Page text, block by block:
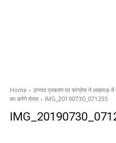
Home
उन्नाव प्रकरण पर कांग्रेस ने लखनऊ में
का करेगे घेराव
IMG_20190730_071255